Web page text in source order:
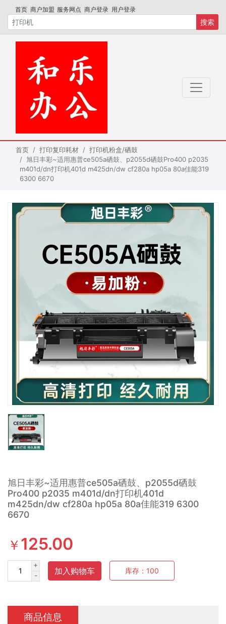
首页 商户加盟 服务网点 商户登录 用户登录
搜索
首页 打印复印耗材
打印机粉盒/硒鼓
旭日丰彩~适用惠普ce505a硒鼓、p2055d硒鼓Pro400 p2035
m401d/dn打印机401d m425dn/dw cf280a hp05a 80a佳能319
6300 6670
旭日丰彩~适用惠普ce505a硒鼓、p2055d硒鼓
Pro400 p2035 m401d/dn打印机401d
m425dn/dw cf280a hp05a 80a佳能319 6300
6670
￥ 125.00
+
-
加入购物车 库存： 100
商品信息